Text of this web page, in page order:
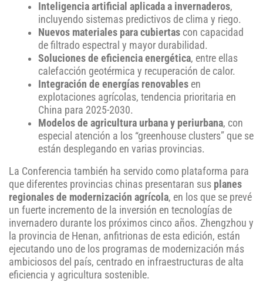
Inteligencia artificial aplicada a invernaderos,
incluyendo sistemas predictivos de clima y riego.
Nuevos materiales para cubiertas con capacidad
de filtrado espectral y mayor durabilidad.
Soluciones de eficiencia energética, entre ellas
calefacción geotérmica y recuperación de calor.
Integración de energías renovables en
explotaciones agrícolas, tendencia prioritaria en
China para 2025-2030.
Modelos de agricultura urbana y periurbana, con
especial atención a los “greenhouse clusters” que se
están desplegando en varias provincias.
La Conferencia también ha servido como plataforma para
que diferentes provincias chinas presentaran sus planes
regionales de modernización agrícola, en los que se prevé
un fuerte incremento de la inversión en tecnologías de
invernadero durante los próximos cinco años. Zhengzhou y
la provincia de Henan, anfitrionas de esta edición, están
ejecutando uno de los programas de modernización más
ambiciosos del país, centrado en infraestructuras de alta
eficiencia y agricultura sostenible.